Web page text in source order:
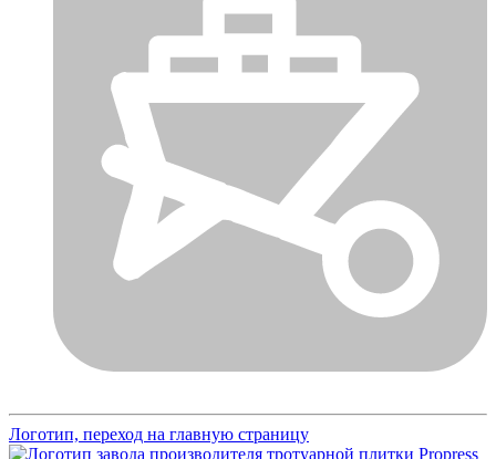
Логотип, переход на главную страницу